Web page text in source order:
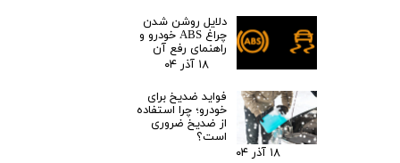
دلایل روشن شدن
چراغ ABS خودرو و
راهنمای رفع آن
۱۸ آذر ۰۴
فواید ضدیخ برای
خودرو؛ چرا استفاده
از ضدیخ ضروری
است؟
۱۸ آذر ۰۴